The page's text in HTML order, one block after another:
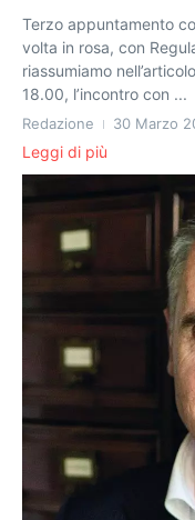
Terzo appuntamento
volta in rosa, con
riassumiamo
18.00, l’incontro con ...
Redazione 30 Marzo
Leggi di più